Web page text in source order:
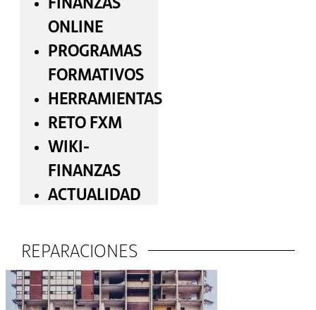
ONLINE
PROGRAMAS
FORMATIVOS
HERRAMIENTAS
RETO FXM
WIKI-
FINANZAS
ACTUALIDAD
REPARACIONES